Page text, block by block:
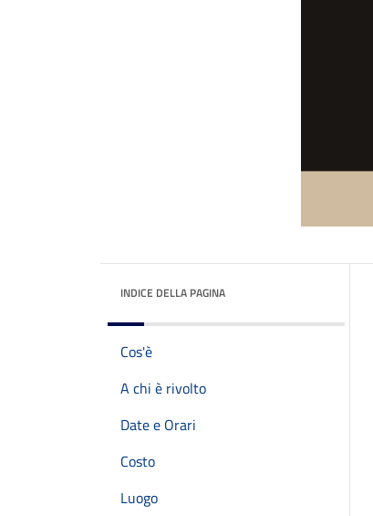
INDICE DELLA PAGINA
Cos'è
A chi è rivolto
Date e Orari
Costo
Luogo